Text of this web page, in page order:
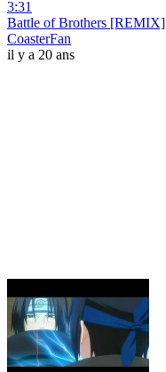
3:31
Battle of Brothers [REMIX]
CoasterFan
il y a 20 ans